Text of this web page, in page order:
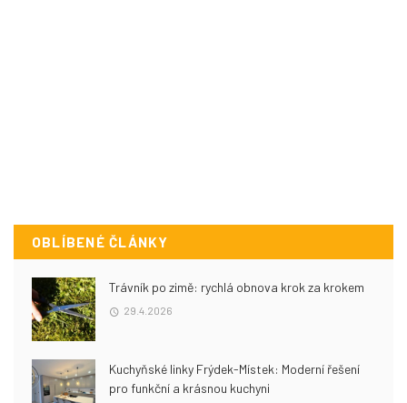
OBLÍBENÉ ČLÁNKY
Trávník po zimě: rychlá obnova krok za krokem
29.4.2026
Kuchyňské linky Frýdek-Místek: Moderní řešení
pro funkční a krásnou kuchyni